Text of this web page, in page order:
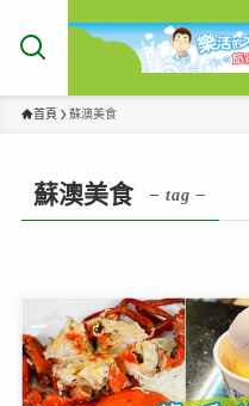
首頁 蘇澳美食
蘇澳美食 – tag –